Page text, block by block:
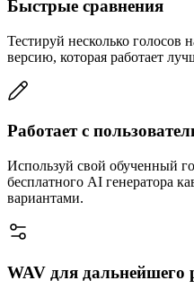
Быстрые сравнения
Тестируй несколько голосов
версию, которая работает
Работает с
Используй свой обученный
бесплатного AI генератора
вариантами.
WAV для дальнейшего